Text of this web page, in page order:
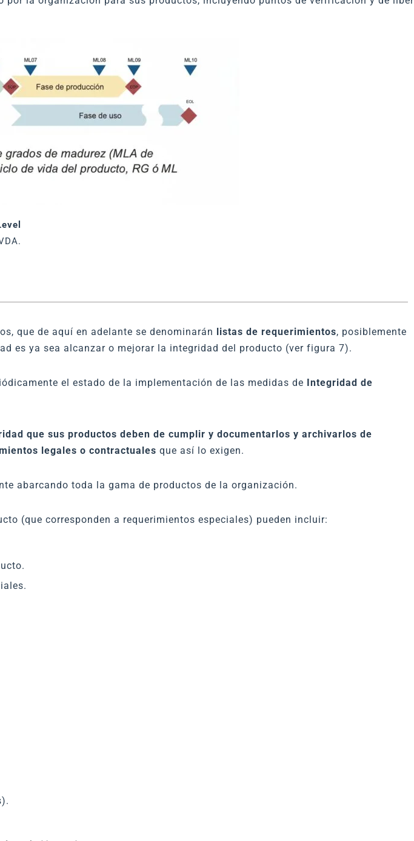
que de aquí en adelante se denominarán listas de requerimientos, posiblemente
es ya sea alcanzar o mejorar la integridad del producto (ver figura 7).
el estado de la implementación de las medidas de
Integridad de
que sus productos deben de cumplir y documentarlos y archivarlos de
legales o contractuales que así lo exigen.
abarcando toda la gama de productos de la organización.
(que corresponden a requerimientos especiales) pueden incluir: